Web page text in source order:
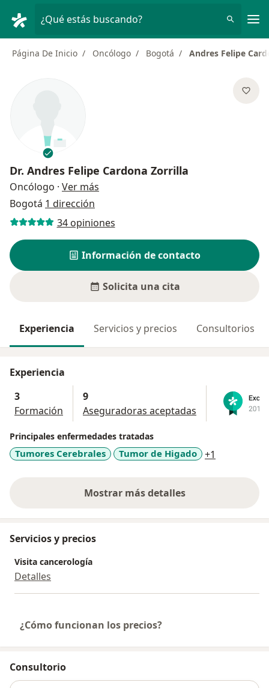
¿Qué estás buscando?
Página De Inicio Oncólogo Bogotá Andres Felipe
Dr. Andres Felipe Cardona Zorrilla
Oncólogo · Ver más
Bogotá 1 dirección
34 opiniones
Información de contacto
Solicita una cita
Experiencia Servicios y precios Consultorios
Experiencia
3
Formación
9
Aseguradoras aceptadas
Principales enfermedades tratadas
Tumores Cerebrales Tumor de Higado +1
Mostrar más detalles
sobre la experiencia
Servicios y precios
Visita cancerología
Detalles
¿Cómo funcionan los precios?
Consultorio